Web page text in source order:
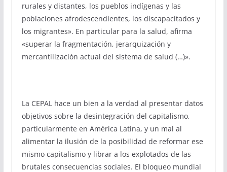
rurales y distantes, los pueblos indígenas y las
poblaciones afrodescendientes, los discapacitados y
los migrantes». En particular para la salud, afirma
«superar la fragmentación, jerarquización y
mercantilización actual del sistema de salud (…)».
La CEPAL hace un bien a la verdad al presentar datos
objetivos sobre la desintegración del capitalismo,
particularmente en América Latina, y un mal al
alimentar la ilusión de la posibilidad de reformar ese
mismo capitalismo y librar a los explotados de las
brutales consecuencias sociales. El bloqueo mundial